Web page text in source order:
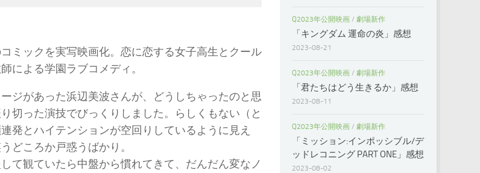
ミックを実写映画化。恋に恋する女子高生とクール
による学園ラブコメディ。
ジがあった浜辺美波さんが、どうしちゃったのと思
切った演技でびっくりしました。らしくもない（と
発とハイテンションが空回りしているように見え
どころか戸惑うばかり。
て観ていたら中盤から慣れてきて、だんだん変なノ
Q2023年公開映画 / 劇場新作
「キングダム 運命の炎」感想
2023-08-21
Q2023年公開映画 / 劇場新作
「君たちはどう生きるか」感想
2023-08-11
Q2023年公開映画 / 劇場新作
「ミッション:インポッシブル/デ
ッドレコニング PART ONE」感想
2023-08-02